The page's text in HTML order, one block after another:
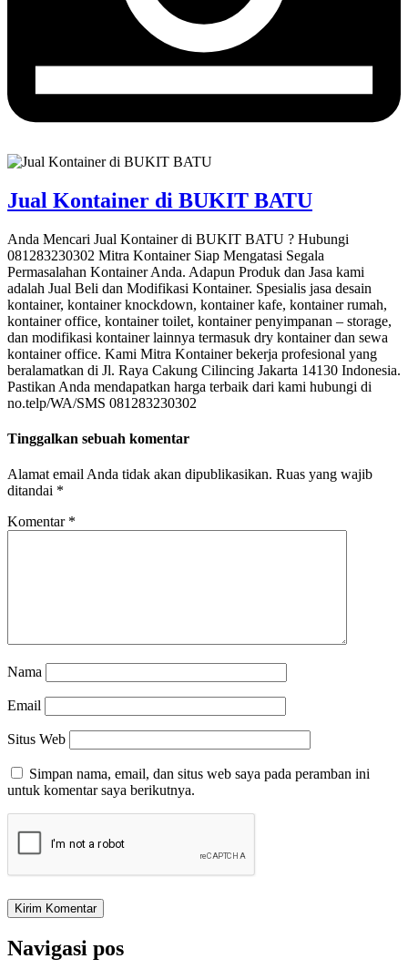
Jual Kontainer di BUKIT BATU
Anda Mencari Jual Kontainer di BUKIT BATU ? Hubungi
081283230302 Mitra Kontainer Siap Mengatasi Segala
Permasalahan Kontainer Anda. Adapun Produk dan Jasa kami
adalah Jual Beli dan Modifikasi Kontainer. Spesialis jasa desain
kontainer, kontainer knockdown, kontainer kafe, kontainer rumah,
kontainer office, kontainer toilet, kontainer penyimpanan – storage,
dan modifikasi kontainer lainnya termasuk dry kontainer dan sewa
kontainer office. Kami Mitra Kontainer bekerja profesional yang
beralamatkan di Jl. Raya Cakung Cilincing Jakarta 14130 Indonesia.
Pastikan Anda mendapatkan harga terbaik dari kami hubungi di
no.telp/WA/SMS 081283230302
Tinggalkan sebuah komentar
Alamat email Anda tidak akan dipublikasikan. Ruas yang wajib
ditandai *
Komentar *
Nama
Email
Situs Web
Simpan nama, email, dan situs web saya pada peramban ini
untuk komentar saya berikutnya.
Navigasi pos